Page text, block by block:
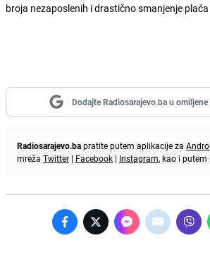
broja nezaposlenih i drastično smanjenje
Dodajte Radiosarajevo.ba u
Radiosarajevo.bapratite putem aplikacije za
mreža Twitter | Facebook | Instagram, kao i putem